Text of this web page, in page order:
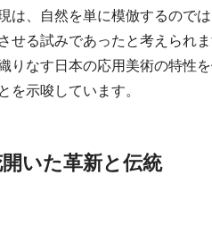
は、自然を単に模倣するので
せる試みであったと考えられ
りなす日本の応用美術の特性
を示唆しています。
いた革新と伝統